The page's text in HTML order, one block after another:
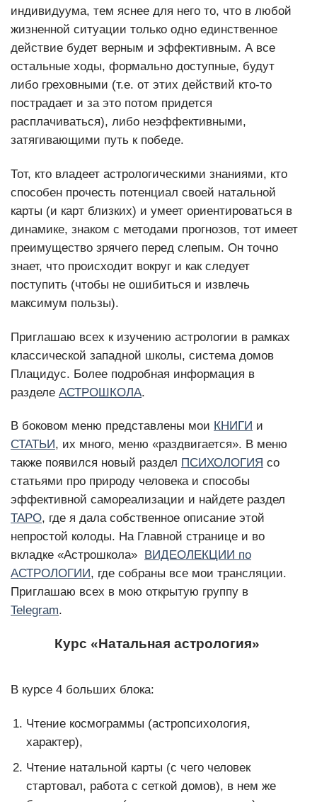
индивидуума, тем яснее для него то, что в любой
жизненной ситуации только одно единственное
действие будет верным и эффективным. А все
остальные ходы, формально доступные, будут
либо греховными (т.е. от этих действий кто-то
пострадает и за это потом придется
расплачиваться), либо неэффективными,
затягивающими путь к победе.
Тот, кто владеет астрологическими знаниями, кто
способен прочесть потенциал своей натальной
карты (и карт близких) и умеет ориентироваться в
динамике, знаком с методами прогнозов, тот имеет
преимущество зрячего перед слепым. Он точно
знает, что происходит вокруг и как следует
поступить (чтобы не ошибиться и извлечь
максимум пользы).
Приглашаю всех к изучению астрологии в рамках
классической западной школы, система домов
Плацидус. Более подробная информация в
разделе АСТРОШКОЛА.
В боковом меню представлены мои КНИГИ и
СТАТЬИ, их много, меню «раздвигается». В меню
также появился новый раздел ПСИХОЛОГИЯ со
статьями про природу человека и способы
эффективной самореализации и найдете раздел
ТАРО, где я дала собственное описание этой
непростой колоды. На Главной странице и во
вкладке «Астрошкола»
ВИДЕОЛЕКЦИИ по
АСТРОЛОГИИ, где собраны все мои трансляции.
Приглашаю всех в мою открытую группу в
Telegram.
Курс «Натальная астрология»
В курсе 4 больших блока:
Чтение космограммы (астропсихология,
характер),
Чтение натальной карты (с чего человек
стартовал, работа с сеткой домов), в нем же